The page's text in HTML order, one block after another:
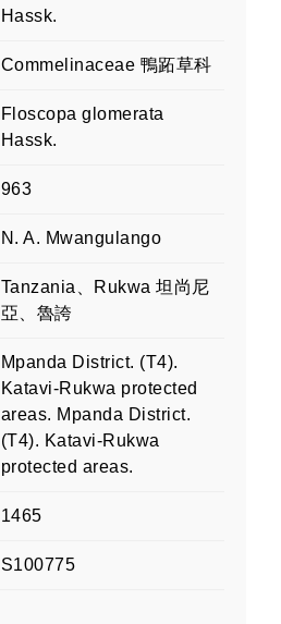
Hassk.
Commelinaceae 鴨跖草科
Floscopa glomerata
Hassk.
963
N. A. Mwangulango
Tanzania、Rukwa 坦尚尼
亞、魯誇
Mpanda District. (T4).
Katavi-Rukwa protected
areas. Mpanda District.
(T4). Katavi-Rukwa
protected areas.
1465
S100775